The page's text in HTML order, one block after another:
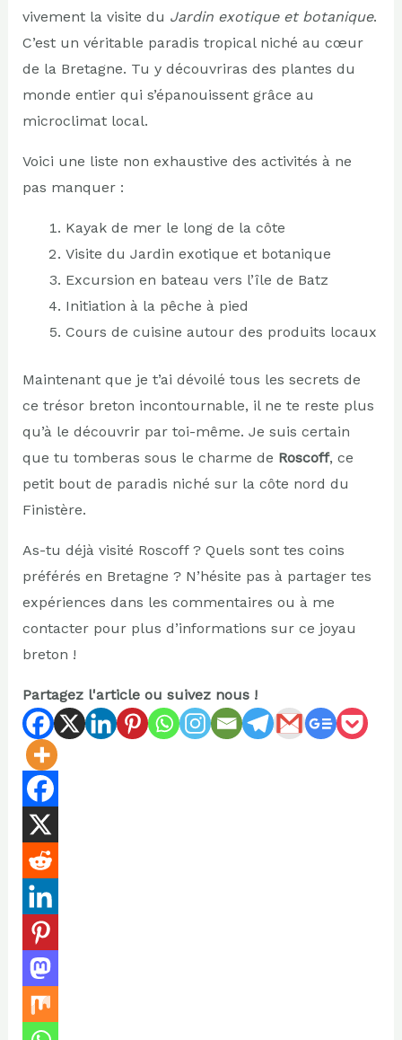
vivement la visite du Jardin exotique et botanique.
C’est un véritable paradis tropical niché au cœur
de la Bretagne. Tu y découvriras des plantes du
monde entier qui s’épanouissent grâce au
microclimat local.
Voici une liste non exhaustive des activités à ne
pas manquer :
Kayak de mer le long de la côte
Visite du Jardin exotique et botanique
Excursion en bateau vers l’île de Batz
Initiation à la pêche à pied
Cours de cuisine autour des produits locaux
Maintenant que je t’ai dévoilé tous les secrets de
ce trésor breton incontournable, il ne te reste plus
qu’à le découvrir par toi-même. Je suis certain
que tu tomberas sous le charme de Roscoff, ce
petit bout de paradis niché sur la côte nord du
Finistère.
As-tu déjà visité Roscoff ? Quels sont tes coins
préférés en Bretagne ? N’hésite pas à partager tes
expériences dans les commentaires ou à me
contacter pour plus d’informations sur ce joyau
breton !
Partagez l'article ou suivez nous !